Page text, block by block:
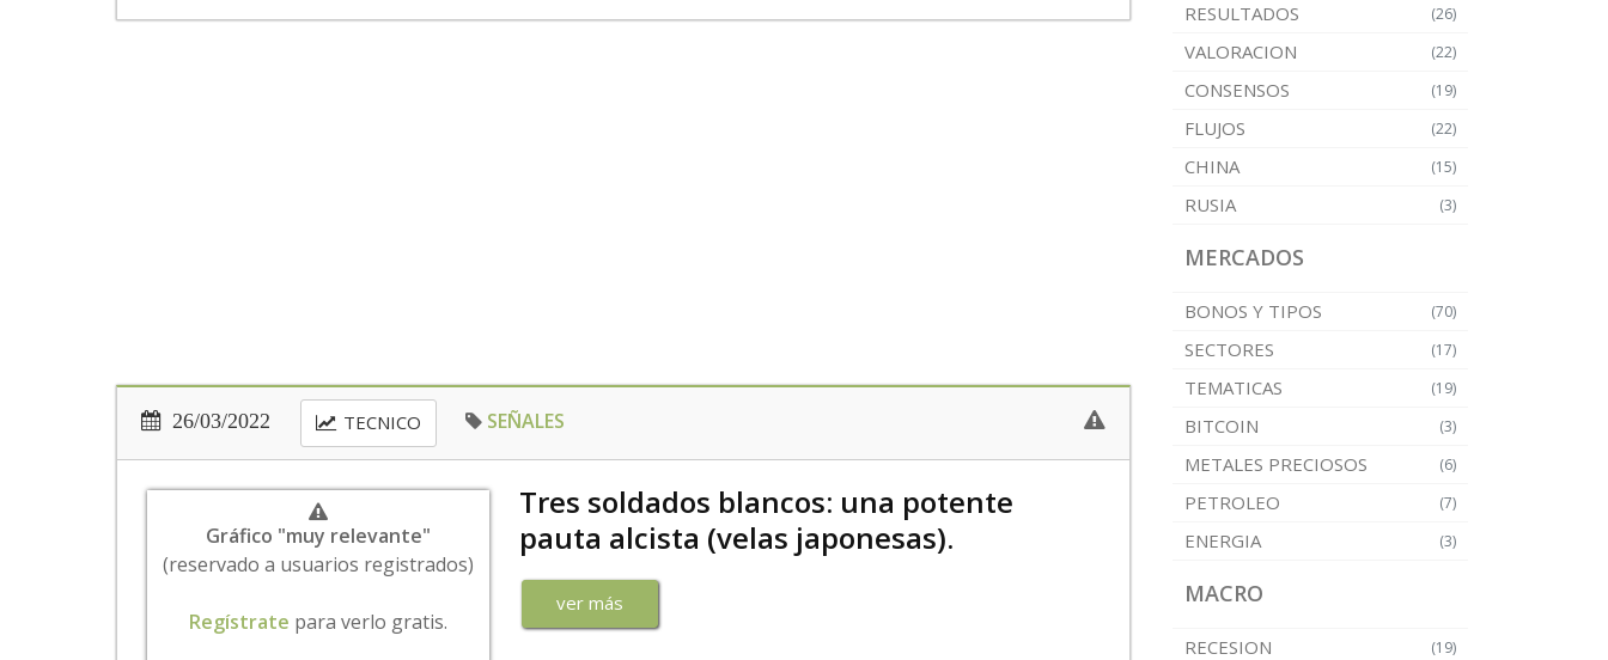
26/03/2022 TECNICO SEÑALES
Gráfico "muy relevante"
(reservado a usuarios registrados)
Regístrate para verlo gratis.
Tres soldados blancos: una potente
pauta alcista (velas japonesas).
ver más
(26)
RESULTADOS
(22)
VALORACION
(19)
CONSENSOS
(22)
FLUJOS
(15)
CHINA
(3)
RUSIA
MERCADOS
(70)
BONOS Y TIPOS
(17)
SECTORES
(19)
TEMATICAS
(3)
BITCOIN
(6)
METALES PRECIOSOS
(7)
PETROLEO
(3)
ENERGIA
MACRO
(19)
RECESION